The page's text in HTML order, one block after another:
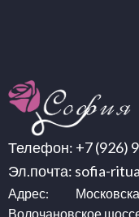
Телефон: +7 (926)
Эл.почта: sofia-
Адрес: Московская
Волочановское